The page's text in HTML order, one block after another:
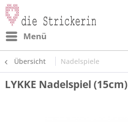
Menü
Übersicht Nadelspiele
LYKKE Nadelspiel (15cm)